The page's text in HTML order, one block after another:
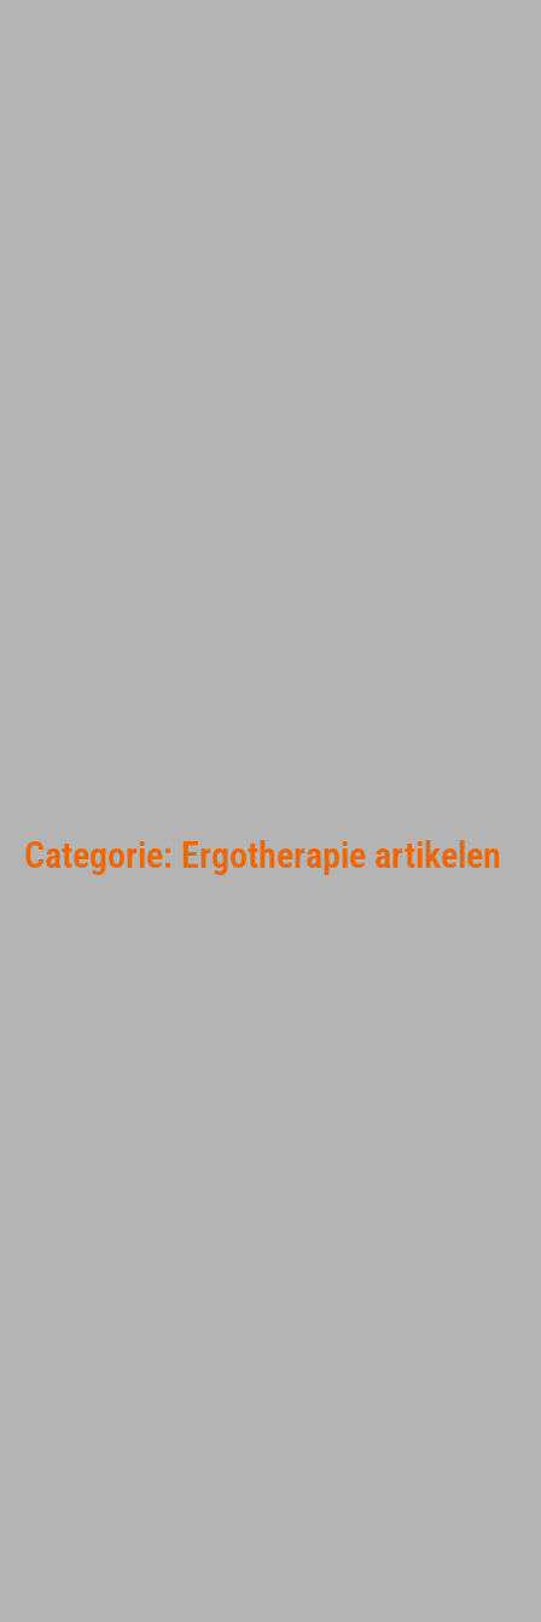
Categorie: Ergotherapie artikelen